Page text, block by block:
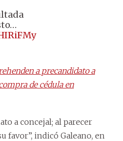
a precandidato a
de cédula en
a concejal; al parecer
favor”, indicó Galeano, en